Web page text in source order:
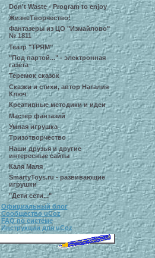
Don't Waste - Program to enjoy
ЖизнеТворчество!
Фантазеры из ЦО "Измайлово"
№ 1811
Театр "ТРЯМ"
"Под партой..." - электронная
газета
Теремок сказок
Сказки и стихи, автор Наталия
Ключ
Креативные методики и идеи
Мастер фантазий
Умная игрушка
Тризотворчество
Наши друзья и другие
интересные сайты
Каля Маля
SmartyToys.ru - развивающие
игрушки
"Дети сети..."
Официальный блог
Сообщество uCoz
FAQ по системе
Инструкции для uCoz